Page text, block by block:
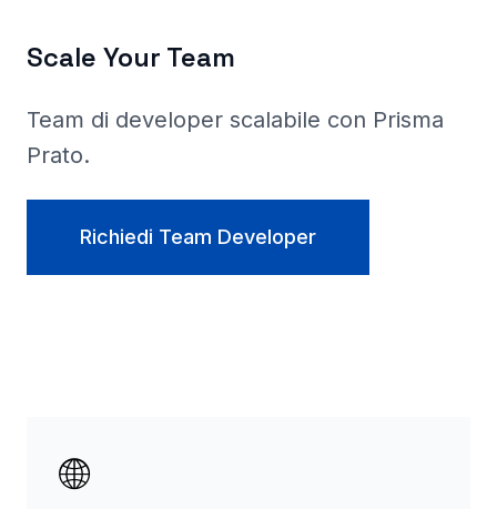
Scale Your Team
Team di developer scalabile con Prisma
Prato.
Richiedi Team Developer
🌐